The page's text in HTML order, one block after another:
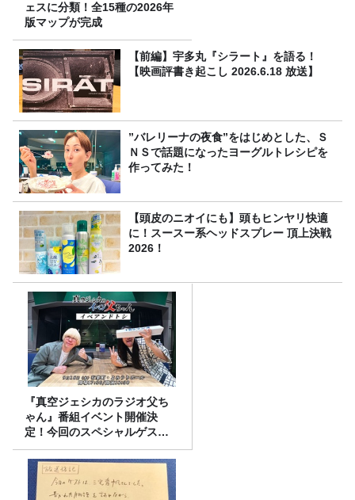
ェスに分類！全15種の2026年
版マップが完成
【前編】宇多丸『シラート』を語る！
【映画評書き起こし 2026.6.18 放送】
”バレリーナの夜食”をはじめとした、Ｓ
ＮＳで話題になったヨーグルトレシピを
作ってみた！
【頭皮のニオイにも】頭もヒンヤリ快適
に！スースー系ヘッドスプレー 頂上決戦
2026！
『真空ジェシカのラジオ父ち
ゃん』番組イベント開催決
定！今回のスペシャルゲスト
は、タカアンドトシ！